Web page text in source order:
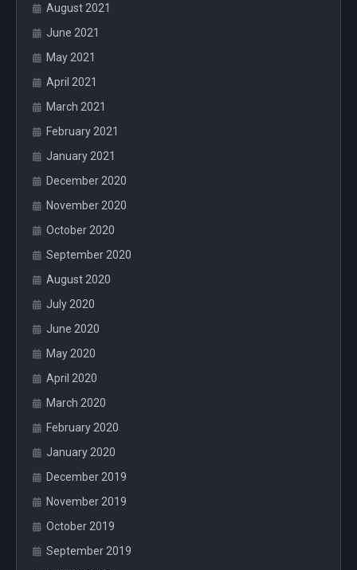
August 2021
June 2021
May 2021
April 2021
March 2021
February 2021
January 2021
December 2020
November 2020
October 2020
September 2020
August 2020
July 2020
June 2020
May 2020
April 2020
March 2020
February 2020
January 2020
December 2019
November 2019
October 2019
September 2019